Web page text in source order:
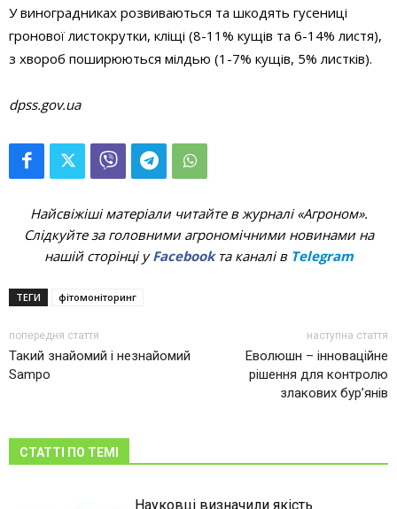
У виноградниках розвиваються та шкодять гусениці
гронової листокрутки, кліщі (8-11% кущів та 6-14% листя),
з хвороб поширюються мілдью (1-7% кущів, 5% листків).
dpss.gov.ua
Найсвіжіші матеріали читайте в журналі «Агроном».
Слідкуйте за головними агрономічними новинами на
нашій сторінці уFacebookта каналі в Telegram
ТЕГИ фітомоніторинг
попередня стаття
Такий знайомий і незнайомий
Sampo
наступна стаття
Еволюшн – інноваційне
рішення для контролю
злакових бур’янів
СТАТТІ ПО ТЕМІ
Науковці визначили якість